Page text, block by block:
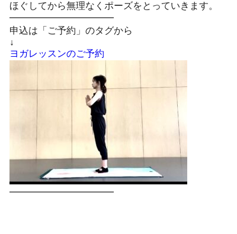
ほぐしてから無理なくポーズをとっていきます。
━━━━━━━━━━━
申込は「ご予約」のタグから
↓
ヨガレッスンのご予約
━━━━━━━━━━━